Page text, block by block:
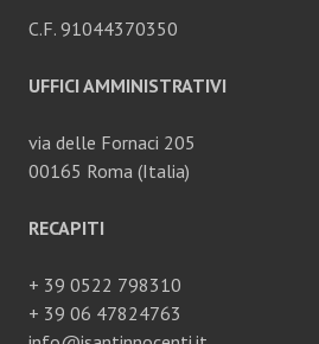
C.F. 91044370350
UFFICI AMMINISTRATIVI
via delle Fornaci 205
00165 Roma (Italia)
RECAPITI
+ 39 0522 798310
+ 39 06 47824763